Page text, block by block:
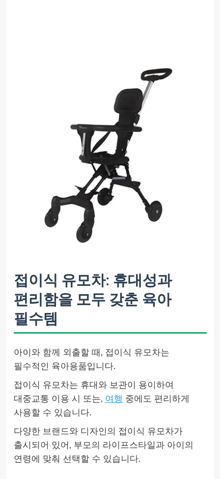
접이식 유모차: 휴대성과
편리함을 모두 갖춘 육아
필수템
아이와 함께 외출할 때, 접이식 유모차는
필수적인 육아용품입니다.
접이식 유모차는 휴대와 보관이 용이하여
대중교통 이용 시 또는, 여행 중에도 편리하게
사용할 수 있습니다.
다양한 브랜드와 디자인의 접이식 유모차가
출시되어 있어, 부모의 라이프스타일과 아이의
연령에 맞춰 선택할 수 있습니다.